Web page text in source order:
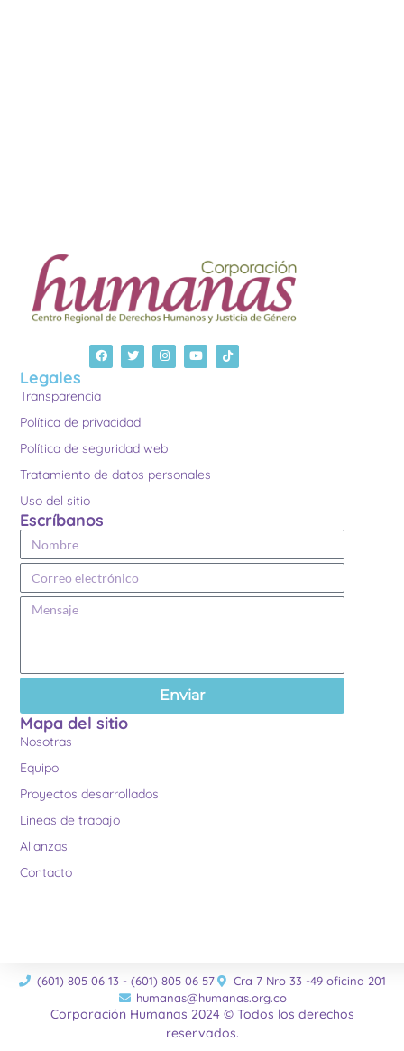
Legales
Transparencia
Política de privacidad
Política de seguridad web
Tratamiento de datos personales
Uso del sitio
Escríbanos
Enviar
Mapa del sitio
Nosotras
Equipo
Proyectos desarrollados
Lineas de trabajo
Alianzas
Contacto
(601) 805 06 13 - (601) 805 06 57
Cra 7 Nro 33 -49 oficina 201
humanas@humanas.org.co
Corporación Humanas 2024 © Todos los derechos
reservados.